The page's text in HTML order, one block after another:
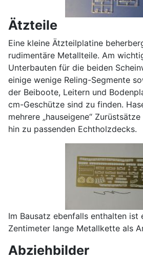
Ätzteile
Eine kleine Ätzteilplatine
rudimentäre Metallteile. Am
Unterbauten für die beiden
einige wenige Reling-Segmente
der Beiboote, Leitern und
cm-Geschütze sind zu finden.
mehrere „hauseigene“
hin zu passenden Echtholzdecks.
Im Bausatz ebenfalls enthalten ist
Zentimeter lange Metallkette als
Abziehbilder